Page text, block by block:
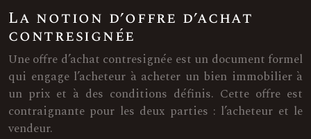
La notion d’offre d’achat
contresignée
Une offre d’achat contresignée est un document formel
qui engage l’acheteur à acheter un bien immobilier à
un prix et à des conditions définis. Cette offre est
contraignante pour les deux parties : l’acheteur et le
vendeur.